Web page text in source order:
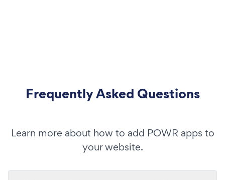
Frequently Asked Questions
Learn more about how to add POWR apps to
your website.